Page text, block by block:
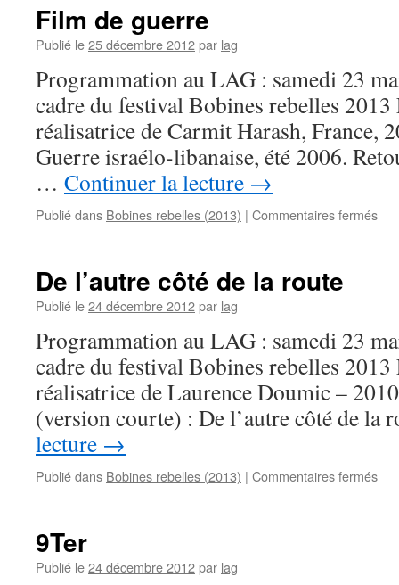
Film de guerre
Publié le25 décembre 2012par lag
Programmation au LAG : samedi 23
cadre du festival Bobines rebelles 2013
réalisatrice de Carmit Harash, France,
Guerre israélo-libanaise, été 2006.
… Continuer la lecture →
Publié dans Bobines rebelles (2013) | Commentaires ferméssur
De l’autre côté de la route
Publié le24 décembre 2012par lag
Programmation au LAG : samedi 23
cadre du festival Bobines rebelles 2013
réalisatrice de Laurence Doumic –
(version courte) : De l’autre côté de
lecture →
Publié dans Bobines rebelles (2013) | Commentaires ferméssur
9Ter
Publié le24 décembre 2012par lag